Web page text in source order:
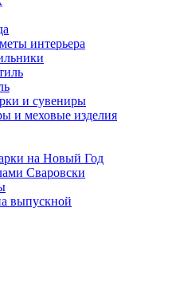
интерьера
и сувениры
и меховые изделия
на Новый Год
Сваровски
выпускной